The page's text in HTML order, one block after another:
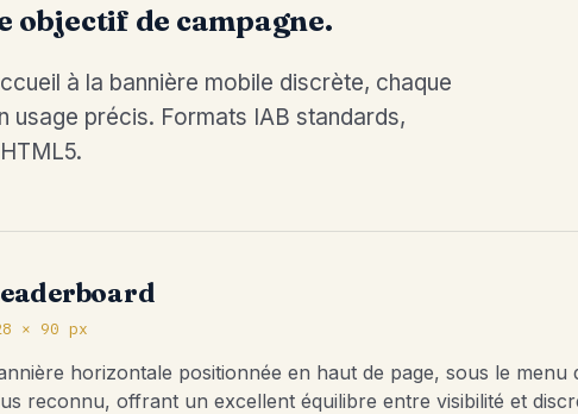
objectif de campagne.
à la bannière mobile discrète, chaque
usage précis. Formats IAB standards,
× 90 px
horizontale positionnée en haut de page, sous le menu
reconnu, offrant un excellent équilibre entre visibilité et